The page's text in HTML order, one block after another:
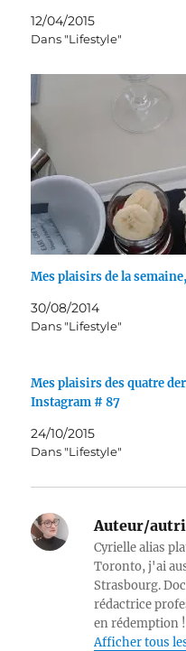
12/04/2015
Dans "Lifestyle"
Mes plaisirs de la
30/08/2014
Dans "Lifestyle"
Mes plaisirs des quatre
Instagram # 87
24/10/2015
Dans "Lifestyle"
Auteur/
Cyrielle alias
Toronto, j'ai
Strasbourg.
rédactrice
en rédemption !
Afficher tous